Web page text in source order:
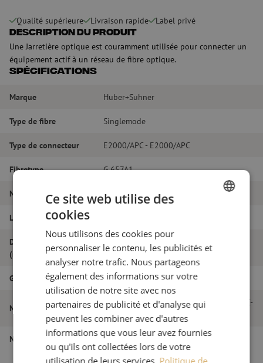
Qualité supérieure Livraison rapide Label privé
Description du produit
Une Jarretière optique est couramment utilisée pour connecter un
équipement actif à un réseau de fibre optique.
Spécifications
Marque Huber+Suhner
Type de fibre Singlemode
Type de connecteur E2000/APC - E2000/APC
Fibretype G.657A1
Nombre de fibres Duplex
Longueur
Diamètre extérieur
(mm)
2.0
Grade B
Nom de l'article
Jarretière optique duplex SM, E2000/APC-
E2000/APC, 2.0mm, 20m
Numéro d'article M20000316
Ce site web utilise des
cookies
Nous utilisons des cookies pour
personnaliser le contenu, les publicités et
analyser notre trafic. Nous partageons
également des informations sur votre
utilisation de notre site avec nos
partenaires de publicité et d'analyse qui
peuvent les combiner avec d'autres
informations que vous leur avez fournies
ou qu'ils ont collectées lors de votre
utilisation de leurs services. Politique de